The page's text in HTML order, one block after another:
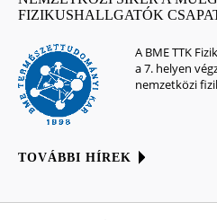
FIZIKUSHALLGATÓK
A BME TTK
a 7. helyen
nemzetközi
TOVÁBBI HÍREK